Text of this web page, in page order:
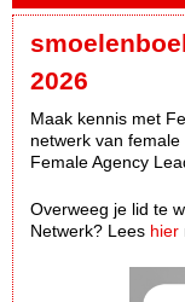
2026
Maak kennis met
netwerk van
Female Agency
Overweeg je lid te
Netwerk? Lees hier